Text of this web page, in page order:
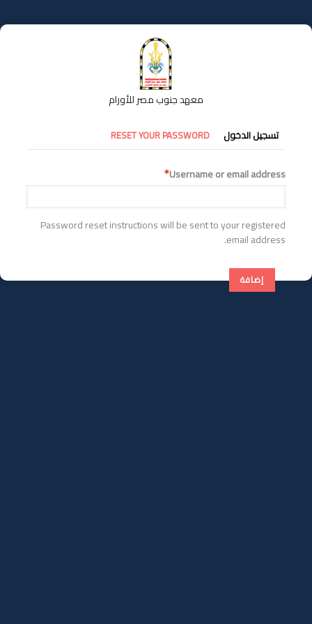
إلى
المحتوى
معهد جنوب مصر للأورام
التبويبات
الأساسية
تسجيل الدخول RESET YOUR PASSWORD
Username or email address
Password reset instructions will be sent to your registered
email address.